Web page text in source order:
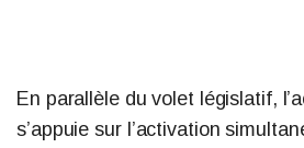
En parallèle du volet législatif,
s’appuie sur l’activation